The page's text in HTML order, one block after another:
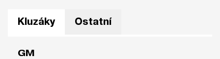
Kluzáky Ostatní
GM